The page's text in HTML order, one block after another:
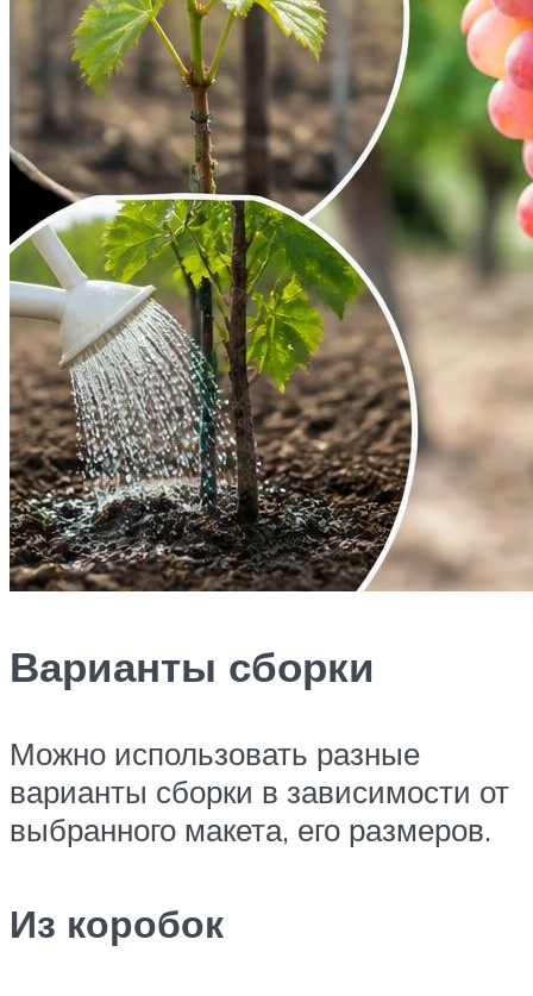
Варианты сборки
Можно использовать разные
варианты сборки в зависимости от
выбранного макета, его размеров.
Из коробок